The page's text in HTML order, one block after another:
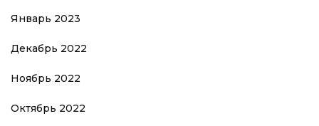
Январь 2023
Декабрь 2022
Ноябрь 2022
Октябрь 2022